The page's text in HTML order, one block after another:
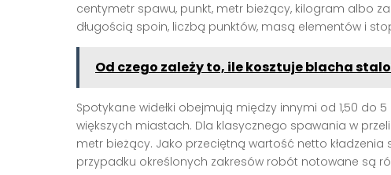
centymetr spawu, punkt, metr bieżący, kilogram albo
długością spoin, liczbą punktów, masą elementów i
Od czego zależy to, ile kosztuje blacha
Spotykane widełki obejmują między innymi od 1,50 do 5
większych miastach. Dla klasycznego spawania w
metr bieżący. Jako przeciętną wartość netto kładzenia
przypadku określonych zakresów robót notowane są